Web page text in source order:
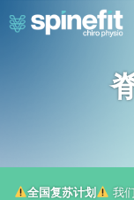
全国复苏计划 我